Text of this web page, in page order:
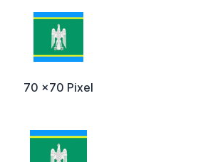
70 x70 Pixel